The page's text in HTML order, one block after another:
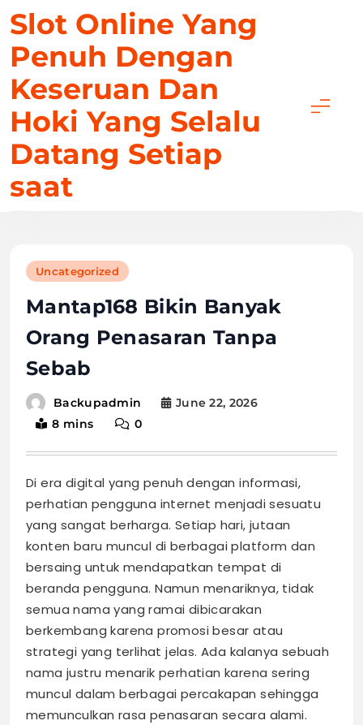
to
content
Slot Online Yang
Penuh Dengan
Keseruan Dan
Hoki Yang Selalu
Datang Setiap
saat
Uncategorized
Mantap168 Bikin Banyak
Orang Penasaran Tanpa
Sebab
Backupadmin
June 22, 2026
8 mins
0
Di era digital yang penuh dengan informasi,
perhatian pengguna internet menjadi sesuatu
yang sangat berharga. Setiap hari, jutaan
konten baru muncul di berbagai platform dan
bersaing untuk mendapatkan tempat di
beranda pengguna. Namun menariknya, tidak
semua nama yang ramai dibicarakan
berkembang karena promosi besar atau
strategi yang terlihat jelas. Ada kalanya sebuah
nama justru menarik perhatian karena sering
muncul dalam berbagai percakapan sehingga
memunculkan rasa penasaran secara alami.